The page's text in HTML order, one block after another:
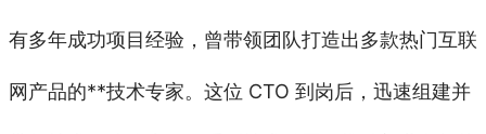
有多年成功项目经验，曾带领团队打造出多款热门互联
网产品的**技术专家。这位 CTO 到岗后，迅速组建并